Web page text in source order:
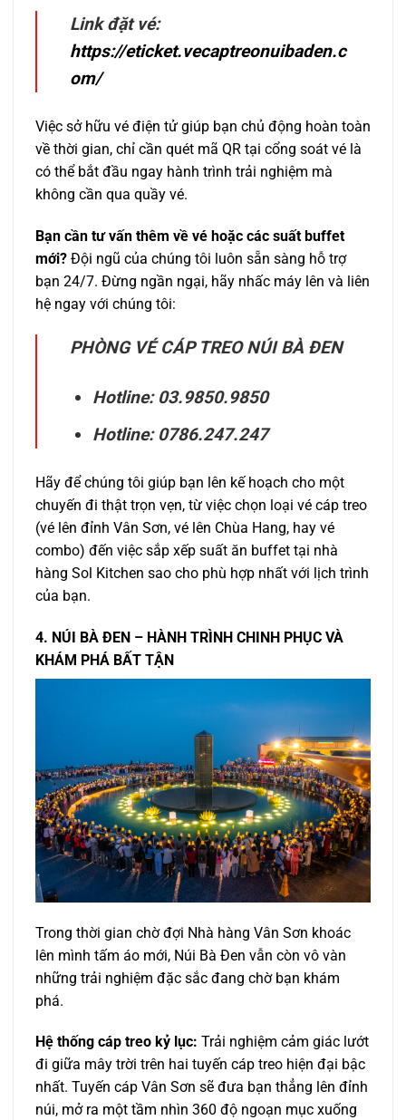
Link đặt vé:
https://eticket.vecaptreonuibaden.c
om/
Việc sở hữu vé điện tử giúp bạn chủ động hoàn toàn
về thời gian, chỉ cần quét mã QR tại cổng soát vé là
có thể bắt đầu ngay hành trình trải nghiệm mà
không cần qua quầy vé.
Bạn cần tư vấn thêm về vé hoặc các suất buffet
mới? Đội ngũ của chúng tôi luôn sẵn sàng hỗ trợ
bạn 24/7. Đừng ngần ngại, hãy nhấc máy lên và liên
hệ ngay với chúng tôi:
PHÒNG VÉ CÁP TREO NÚI BÀ ĐEN
Hotline: 03.9850.9850
Hotline: 0786.247.247
Hãy để chúng tôi giúp bạn lên kế hoạch cho một
chuyến đi thật trọn vẹn, từ việc chọn loại vé cáp treo
(vé lên đỉnh Vân Sơn, vé lên Chùa Hang, hay vé
combo) đến việc sắp xếp suất ăn buffet tại nhà
hàng Sol Kitchen sao cho phù hợp nhất với lịch trình
của bạn.
4. NÚI BÀ ĐEN – HÀNH TRÌNH CHINH PHỤC VÀ
KHÁM PHÁ BẤT TẬN
Trong thời gian chờ đợi Nhà hàng Vân Sơn khoác
lên mình tấm áo mới, Núi Bà Đen vẫn còn vô vàn
những trải nghiệm đặc sắc đang chờ bạn khám
phá.
Hệ thống cáp treo kỷ lục: Trải nghiệm cảm giác lướt
đi giữa mây trời trên hai tuyến cáp treo hiện đại bậc
nhất. Tuyến cáp Vân Sơn sẽ đưa bạn thẳng lên đỉnh
núi, mở ra một tầm nhìn 360 độ ngoạn mục xuống